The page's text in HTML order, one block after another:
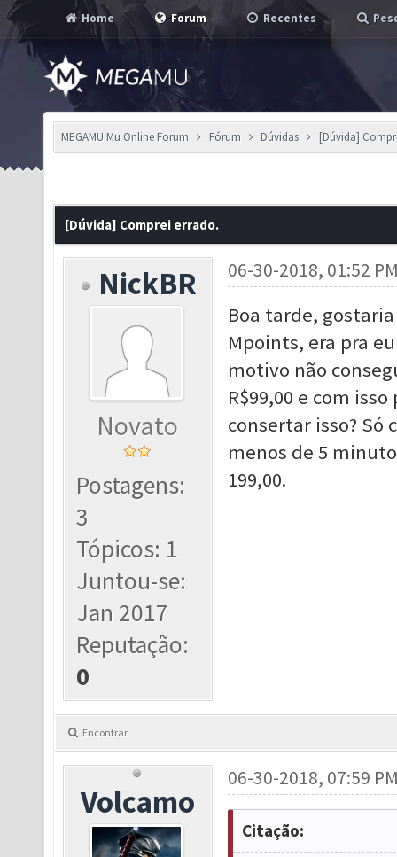
Home Forum Recentes
MEGAMU Mu Online Forum Fórum Dúvidas [Dúvida]
[Dúvida] Comprei errado.
NickBR
Novato
Postagens:
3
Tópicos: 1
Juntou-se:
Jan 2017
Reputação:
0
06-30-2018, 01:52
Boa tarde,
Mpoints, era pra
motivo não
R$99,00 e com
consertar isso? Só
menos de 5
199,00.
Encontrar
Volcamo
06-30-2018, 07:59
Citação: